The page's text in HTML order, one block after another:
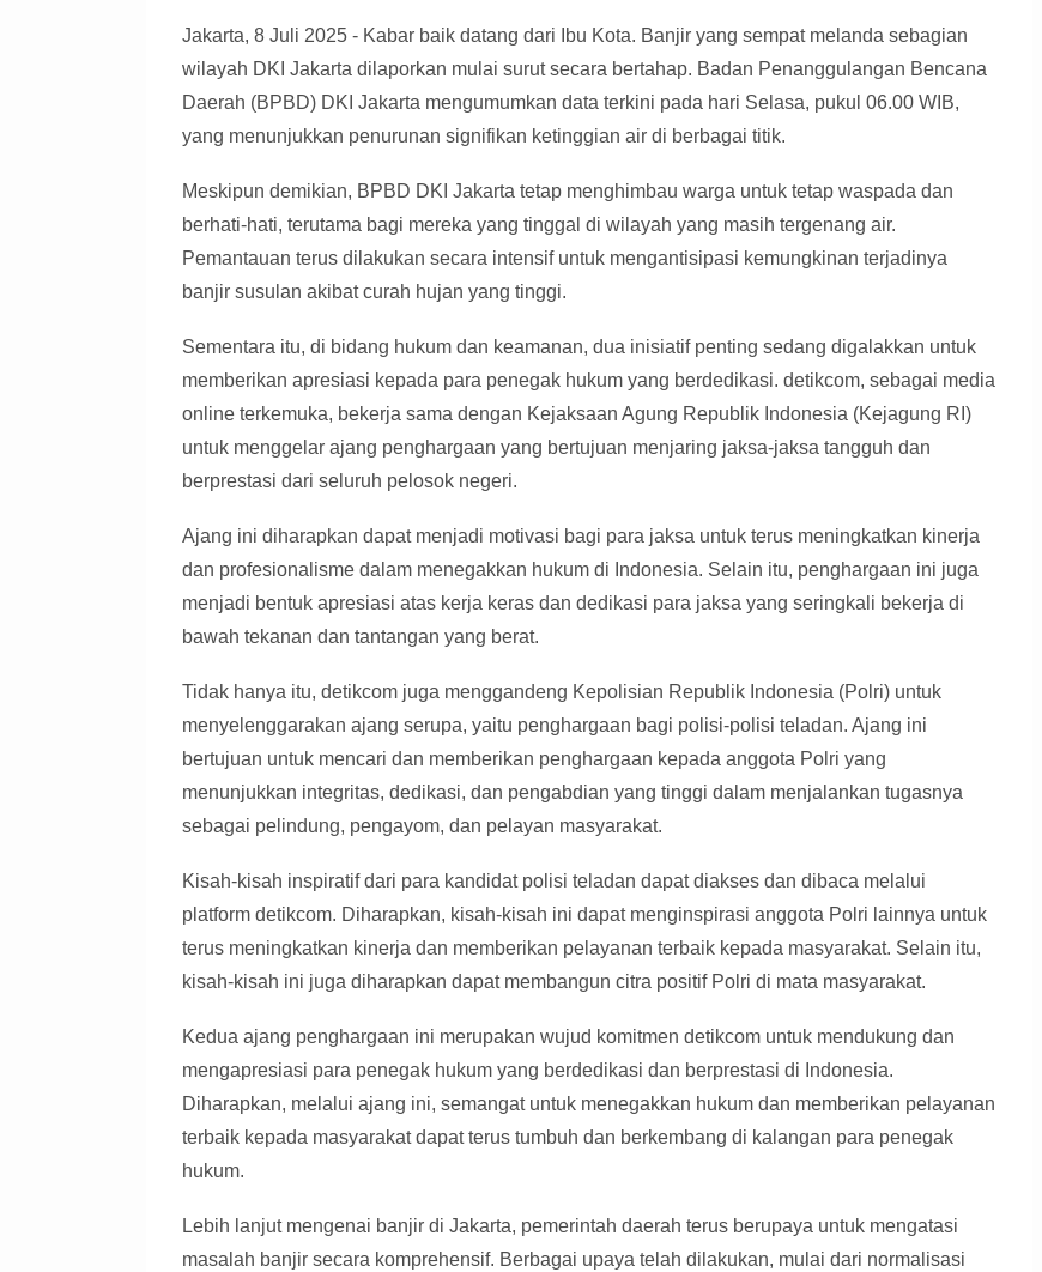
Jakarta, 8 Juli 2025 - Kabar baik datang dari Ibu Kota. Banjir yang sempat melanda sebagian
wilayah DKI Jakarta dilaporkan mulai surut secara bertahap. Badan Penanggulangan Bencana
Daerah (BPBD) DKI Jakarta mengumumkan data terkini pada hari Selasa, pukul 06.00 WIB,
yang menunjukkan penurunan signifikan ketinggian air di berbagai titik.
Meskipun demikian, BPBD DKI Jakarta tetap menghimbau warga untuk tetap waspada dan
berhati-hati, terutama bagi mereka yang tinggal di wilayah yang masih tergenang air.
Pemantauan terus dilakukan secara intensif untuk mengantisipasi kemungkinan terjadinya
banjir susulan akibat curah hujan yang tinggi.
Sementara itu, di bidang hukum dan keamanan, dua inisiatif penting sedang digalakkan untuk
memberikan apresiasi kepada para penegak hukum yang berdedikasi. detikcom, sebagai media
online terkemuka, bekerja sama dengan Kejaksaan Agung Republik Indonesia (Kejagung RI)
untuk menggelar ajang penghargaan yang bertujuan menjaring jaksa-jaksa tangguh dan
berprestasi dari seluruh pelosok negeri.
Ajang ini diharapkan dapat menjadi motivasi bagi para jaksa untuk terus meningkatkan kinerja
dan profesionalisme dalam menegakkan hukum di Indonesia. Selain itu, penghargaan ini juga
menjadi bentuk apresiasi atas kerja keras dan dedikasi para jaksa yang seringkali bekerja di
bawah tekanan dan tantangan yang berat.
Tidak hanya itu, detikcom juga menggandeng Kepolisian Republik Indonesia (Polri) untuk
menyelenggarakan ajang serupa, yaitu penghargaan bagi polisi-polisi teladan. Ajang ini
bertujuan untuk mencari dan memberikan penghargaan kepada anggota Polri yang
menunjukkan integritas, dedikasi, dan pengabdian yang tinggi dalam menjalankan tugasnya
sebagai pelindung, pengayom, dan pelayan masyarakat.
Kisah-kisah inspiratif dari para kandidat polisi teladan dapat diakses dan dibaca melalui
platform detikcom. Diharapkan, kisah-kisah ini dapat menginspirasi anggota Polri lainnya untuk
terus meningkatkan kinerja dan memberikan pelayanan terbaik kepada masyarakat. Selain itu,
kisah-kisah ini juga diharapkan dapat membangun citra positif Polri di mata masyarakat.
Kedua ajang penghargaan ini merupakan wujud komitmen detikcom untuk mendukung dan
mengapresiasi para penegak hukum yang berdedikasi dan berprestasi di Indonesia.
Diharapkan, melalui ajang ini, semangat untuk menegakkan hukum dan memberikan pelayanan
terbaik kepada masyarakat dapat terus tumbuh dan berkembang di kalangan para penegak
hukum.
Lebih lanjut mengenai banjir di Jakarta, pemerintah daerah terus berupaya untuk mengatasi
masalah banjir secara komprehensif. Berbagai upaya telah dilakukan, mulai dari normalisasi